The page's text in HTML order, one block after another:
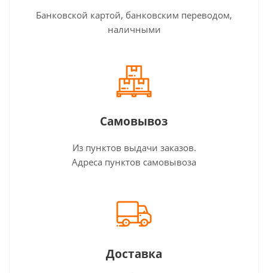
Банковской картой, банковским переводом,
наличными
Самовывоз
Из пунктов выдачи заказов.
Адреса пунктов самовывоза
Доставка